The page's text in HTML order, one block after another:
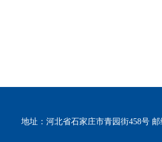
地址：河北省石家庄市青园街458号